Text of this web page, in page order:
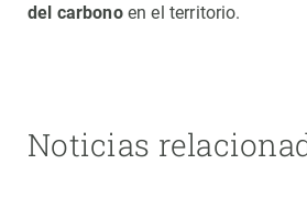
del carbonoen el territorio.
Noticias